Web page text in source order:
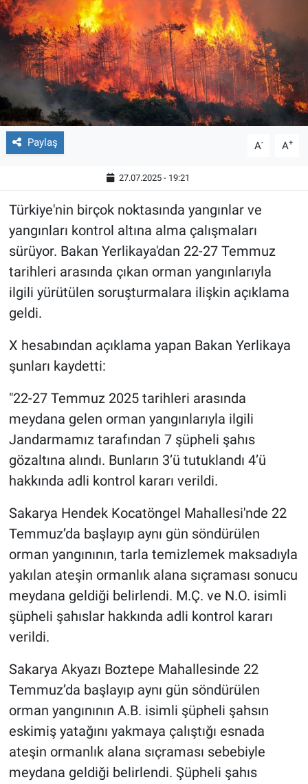
Paylaş A- A+
27.07.2025 - 19:21
Türkiye'nin birçok noktasında yangınlar ve
yangınları kontrol altına alma çalışmaları
sürüyor. Bakan Yerlikaya'dan 22-27 Temmuz
tarihleri arasında çıkan orman yangınlarıyla
ilgili yürütülen soruşturmalara ilişkin açıklama
geldi.
X hesabından açıklama yapan Bakan Yerlikaya
şunları kaydetti:
"22-27 Temmuz 2025 tarihleri arasında
meydana gelen orman yangınlarıyla ilgili
Jandarmamız tarafından 7 şüpheli şahıs
gözaltına alındı. Bunların 3’ü tutuklandı 4’ü
hakkında adli kontrol kararı verildi.
Sakarya Hendek Kocatöngel Mahallesi'nde 22
Temmuz’da başlayıp aynı gün söndürülen
orman yangınının, tarla temizlemek maksadıyla
yakılan ateşin ormanlık alana sıçraması sonucu
meydana geldiği belirlendi. M.Ç. ve N.O. isimli
şüpheli şahıslar hakkında adli kontrol kararı
verildi.
Sakarya Akyazı Boztepe Mahallesinde 22
Temmuz’da başlayıp aynı gün söndürülen
orman yangınının A.B. isimli şüpheli şahsın
eskimiş yatağını yakmaya çalıştığı esnada
ateşin ormanlık alana sıçraması sebebiyle
meydana geldiği belirlendi. Şüpheli şahıs